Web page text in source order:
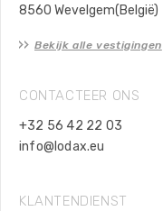
8560 Wevelgem(België)
Bekijk alle vestigingen
CONTACTEER ONS
+32 56 42 22 03
info@lodax.eu
KLANTENDIENST